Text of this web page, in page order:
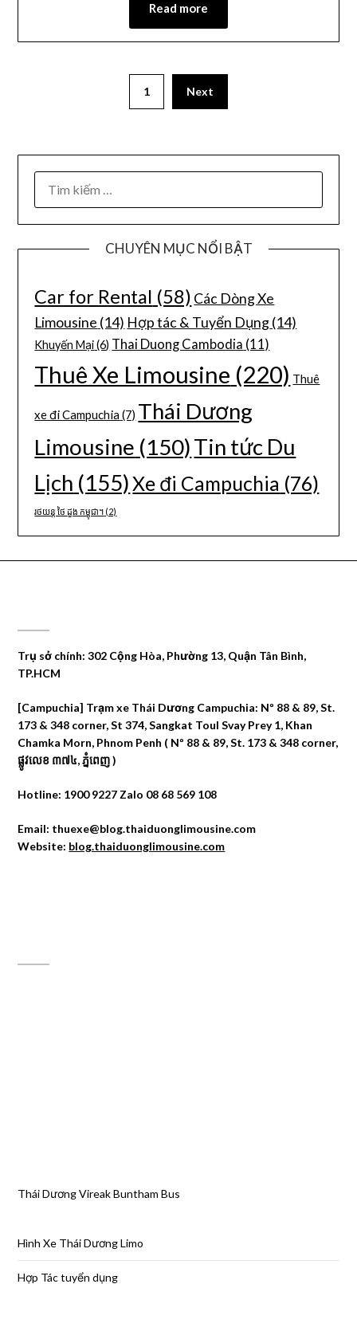
Read more
1 Next
CHUYÊN MỤC NỔI BẬT
Car for Rental (58) Các Dòng Xe
Limousine (14) Hợp tác & Tuyển Dụng(14)
Khuyến Mại(6) Thai Duong Cambodia (11)
Thuê Xe Limousine (220) Thuê
xe đi Campuchia(7) Thái Dương
Limousine (150)Tin tức Du
Lịch (155)Xe đi Campuchia (76)
រថយន្ត ថៃ ដួង កម្ពុជា។ (2)
Trụ sở chính: 302 Cộng Hòa, Phường 13, Quận Tân Bình,
TP.HCM
[Campuchia] Trạm xe Thái Dương Campuchia: Nº 88 & 89, St.
173 & 348 corner, St 374, Sangkat Toul Svay Prey 1, Khan
Chamka Morn, Phnom Penh ( Nº 88 & 89, St. 173 & 348 corner,
ផ្លូវលេខ ៣៧៤, ភ្នំពេញ )
Hotline: 1900 9227 Zalo 08 68 569 108
Email: thuexe@blog.thaiduonglimousine.com
Website: blog.thaiduonglimousine.com
Thái Dương Vireak Buntham Bus
Hình Xe Thái Dương Limo
Hợp Tác tuyển dụng